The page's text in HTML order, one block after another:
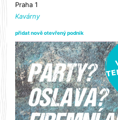
Praha 1
Kavárny
přidat nově otevřený podnik